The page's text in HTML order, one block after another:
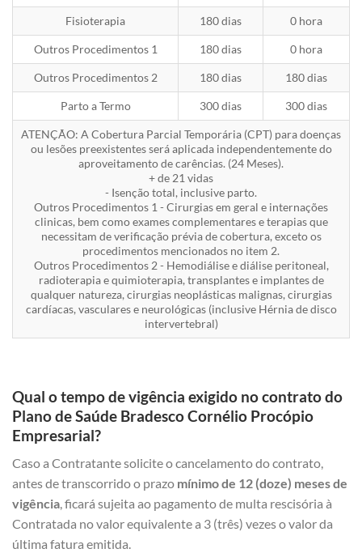
Fisioterapia 180 dias 0 hora
Outros Procedimentos 1 180 dias 0 hora
Outros Procedimentos 2 180 dias 180 dias
Parto a Termo 300 dias 300 dias
ATENÇÃO: A Cobertura Parcial Temporária (CPT) para doenças
ou lesões preexistentes será aplicada independentemente do
aproveitamento de carências. (24 Meses).
+ de 21 vidas
- Isenção total, inclusive parto.
Outros Procedimentos 1 - Cirurgias em geral e internações
clinicas, bem como exames complementares e terapias que
necessitam de verificação prévia de cobertura, exceto os
procedimentos mencionados no item 2.
Outros Procedimentos 2 - Hemodiálise e diálise peritoneal,
radioterapia e quimioterapia, transplantes e implantes de
qualquer natureza, cirurgias neoplásticas malignas, cirurgias
cardíacas, vasculares e neurológicas (inclusive Hérnia de disco
intervertebral)
Qual o tempo de vigência exigido no contrato do
Plano de Saúde Bradesco Cornélio Procópio
Empresarial?
Caso a Contratante solicite o cancelamento do contrato,
antes de transcorrido o prazo mínimo de 12 (doze) meses de
vigência, ficará sujeita ao pagamento de multa rescisória à
Contratada no valor equivalente a 3 (três) vezes o valor da
última fatura emitida.